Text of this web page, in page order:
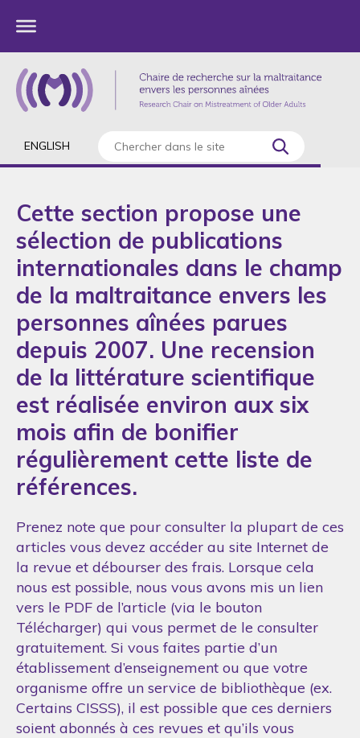
ENGLISH
Cette section propose une
sélection de publications
internationales dans le champ
de la maltraitance envers les
personnes aînées parues
depuis 2007. Une recension
de la littérature scientifique
est réalisée environ aux six
mois afin de bonifier
régulièrement cette liste de
références.
Prenez note que pour consulter la plupart de ces
articles vous devez accéder au site Internet de
la revue et débourser des frais. Lorsque cela
nous est possible, nous vous avons mis un lien
vers le PDF de l’article (via le bouton
Télécharger) qui vous permet de le consulter
gratuitement. Si vous faites partie d’un
établissement d’enseignement ou que votre
organisme offre un service de bibliothèque (ex.
Certains CISSS), il est possible que ces derniers
soient abonnés à ces revues et qu’ils vous